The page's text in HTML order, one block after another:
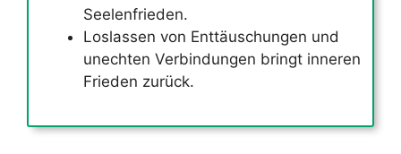
Seelenfrieden.
Loslassen von Enttäuschungen und
unechten Verbindungen bringt inneren
Frieden zurück.